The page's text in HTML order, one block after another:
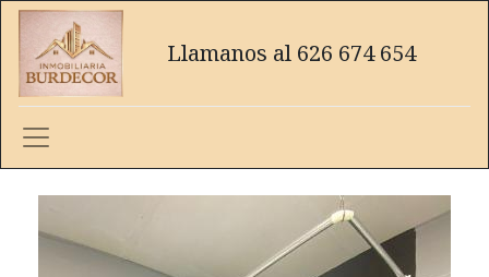
Llamanos al 626 674 654